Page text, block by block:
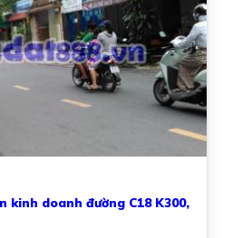
kinh doanh đường C18 K300,